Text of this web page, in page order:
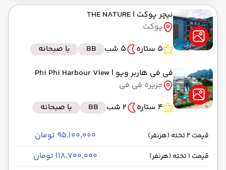
نیچر پوکت | THE NATURE
پوکت
5 ستاره
5 شب BB
با صبحانه
فی فی هاربر ویو | Phi Phi Harbour View
جزیره فی فی
4 ستاره
2 شب BB با صبحانه
قیمت 2 تخته (هرنفر) ۹۵٬۱۰۰٬۰۰۰ تومان
قیمت 1 تخته (هرنفر) ۱۱۸٬۷۰۰٬۰۰۰ تومان